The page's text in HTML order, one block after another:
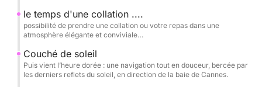
l’accompagneront.»
le temps d'une collation ....
possibilité de prendre une collation ou votre repas dans une
atmosphère élégante et conviviale…
Couché de soleil
Puis vient l’heure dorée : une navigation tout en douceur, bercée par
les derniers reflets du soleil, en direction de la baie de Cannes.